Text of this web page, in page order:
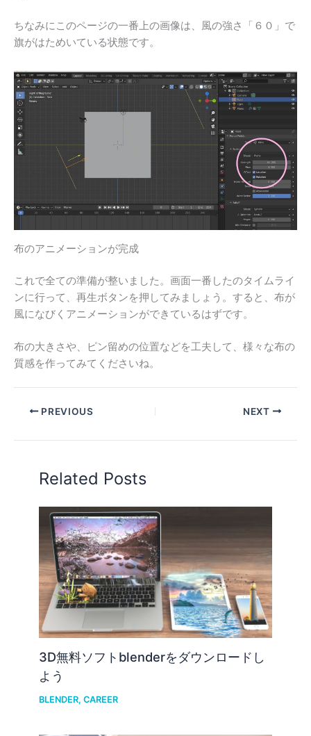
ちなみにこのページの一番上の画像は、風の強さ「６０」で
旗がはためいている状態です。
布のアニメーションが完成
これで全ての準備が整いました。画面一番したのタイムライ
ンに行って、再生ボタンを押してみましょう。すると、布が
風になびくアニメーションができているはずです。
布の大きさや、ピン留めの位置などを工夫して、様々な布の
質感を作ってみてくださいね。
PREVIOUS NEXT
Related Posts
3D無料ソフトblenderをダウンロードし
よう
BLENDER,CAREER